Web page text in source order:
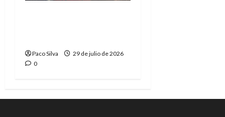
Paco Silva
29 de julio de 2026
0